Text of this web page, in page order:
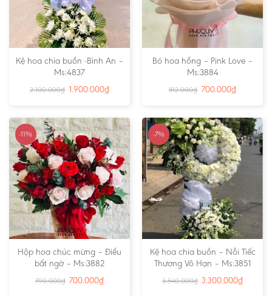
Kệ hoa chia buồn -Bình An –
Ms:4837
2.100.000₫ 1.900.000₫
Bó hoa hồng – Pink Love –
Ms:3884
812.000₫ 700.000₫
-11%
Hộp hoa chúc mừng – Điều
bất ngờ – Ms:3882
790.000₫ 700.000₫
-7%
Kệ hoa chia buồn – Nỗi Tiếc
Thương Vô Hạn – Ms:3851
3.540.000₫ 3.300.000₫